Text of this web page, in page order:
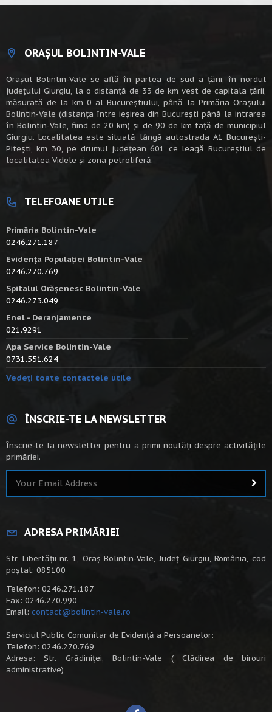
ORAȘUL BOLINTIN-VALE
Oraşul Bolintin-Vale se află în partea de sud a ţării, în nordul
judeţului Giurgiu, la o distanţă de 33 de km vest de capitala țării,
măsurată de la km 0 al Bucureștiului, până la Primăria Orașului
Bolintin-Vale (distanța între ieșirea din București până la intrarea
în Bolintin-Vale, fiind de 20 km) şi de 90 de km faţă de municipiul
Giurgiu. Localitatea este situată lângă autostrada A1 Bucureşti-
Piteşti, km 30, pe drumul judeţean 601 ce leagă Bucureştiul de
localitatea Videle şi zona petroliferă.
TELEFOANE UTILE
Primăria Bolintin-Vale
0246.271.187
Evidența Populației Bolintin-Vale
0246.270.769
Spitalul Orășenesc Bolintin-Vale
0246.273.049
Enel - Deranjamente
021.9291
Apa Service Bolintin-Vale
0731.551.624
Vedeți toate contactele utile
ÎNSCRIE-TE LA NEWSLETTER
Înscrie-te la newsletter pentru a primi noutăți despre activitățile
primăriei.
ADRESA PRIMĂRIEI
Str. Libertății nr. 1, Oraș Bolintin-Vale, Județ Giurgiu, România, cod
poștal: 085100
Telefon: 0246.271.187
Fax: 0246.270.990
Email: contact@bolintin-vale.ro
Serviciul Public Comunitar de Evidență a Persoanelor:
Telefon: 0246.270.769
Adresa: Str. Grădiniței, Bolintin-Vale ( Clădirea de birouri
administrative)